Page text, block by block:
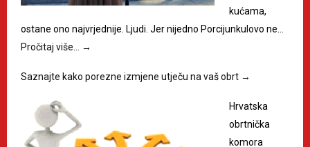
kućama,
ostane ono najvrjednije. Ljudi. Jer nijedno Porcijunkulovo ne…
Pročitaj više… →
Saznajte kako porezne izmjene utječu na vaš obrt →
Hrvatska
obrtnička
komora